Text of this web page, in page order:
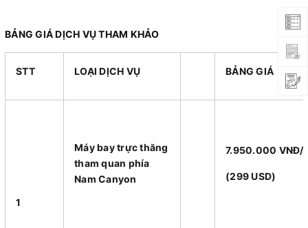
BẢNG GIÁ DỊCH VỤ THAM KHẢO
STT LOẠI DỊCH VỤ BẢNG GIÁ
1
Máy bay trực thăng
tham quan phía
Nam Canyon
7.950.000 VNĐ/
(299 USD)